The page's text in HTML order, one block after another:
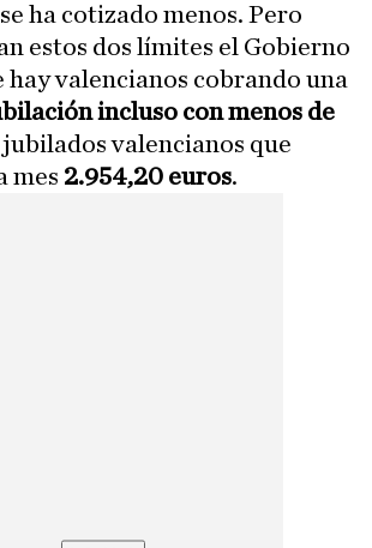
ha cotizado menos. Pero
estos dos límites el Gobierno
hay valencianos cobrando una
incluso con menos de
jubilados valencianos que
mes 2.954,20 euros.